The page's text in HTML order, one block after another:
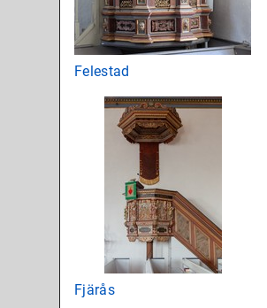
Felestad
Fjärås